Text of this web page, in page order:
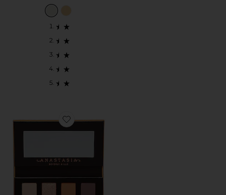
Favorite PALETA DE SOMBRAS MINI